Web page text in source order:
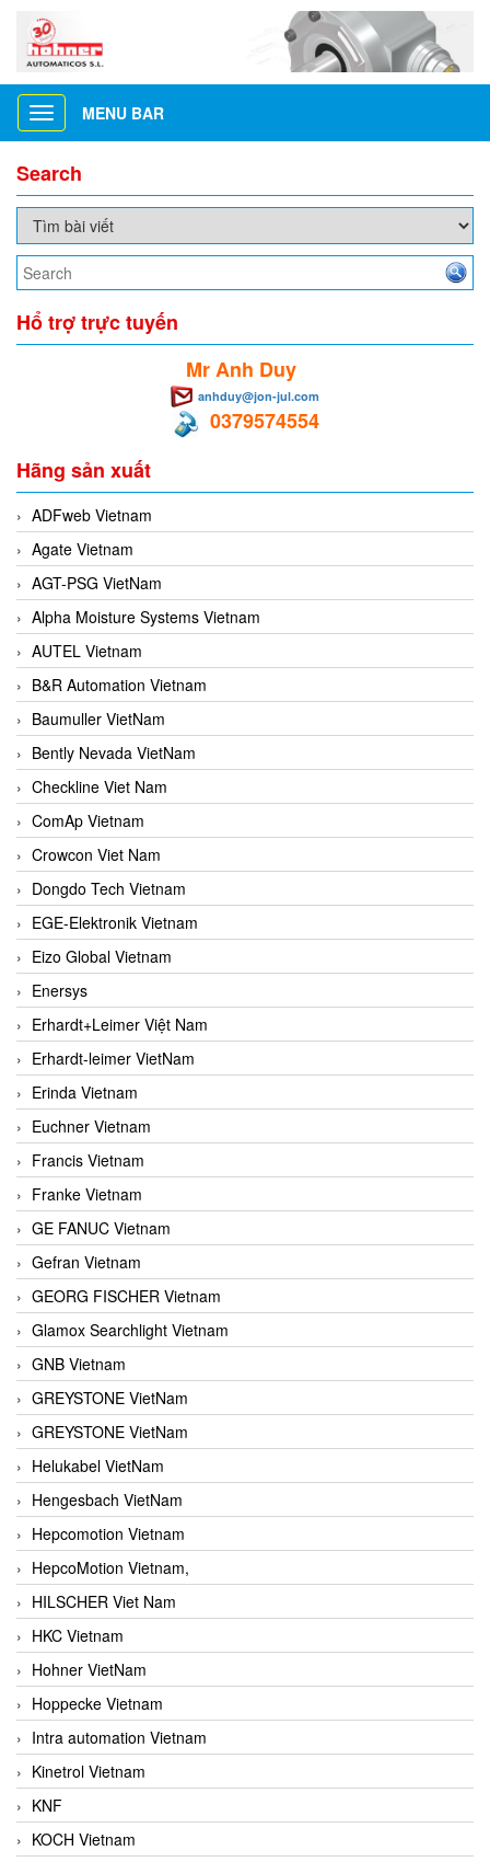
Toggle
navigation
MENU BAR
Search
Hổ trợ trực tuyến
Mr Anh Duy
anhduy@jon-jul.com
0379574554
Hãng sản xuất
ADFweb Vietnam
Agate Vietnam
AGT-PSG VietNam
Alpha Moisture Systems Vietnam
AUTEL Vietnam
B&R Automation Vietnam
Baumuller VietNam
Bently Nevada VietNam
Checkline Viet Nam
ComAp Vietnam
Crowcon Viet Nam
Dongdo Tech Vietnam
EGE-Elektronik Vietnam
Eizo Global Vietnam
Enersys
Erhardt+Leimer Việt Nam
Erhardt-leimer VietNam
Erinda Vietnam
Euchner Vietnam
Francis Vietnam
Franke Vietnam
GE FANUC Vietnam
Gefran Vietnam
GEORG FISCHER Vietnam
Glamox Searchlight Vietnam
GNB Vietnam
GREYSTONE VietNam
GREYSTONE VietNam
Helukabel VietNam
Hengesbach VietNam
Hepcomotion Vietnam
HepcoMotion Vietnam,
HILSCHER Viet Nam
HKC Vietnam
Hohner VietNam
Hoppecke Vietnam
Intra automation Vietnam
Kinetrol Vietnam
KNF
KOCH Vietnam